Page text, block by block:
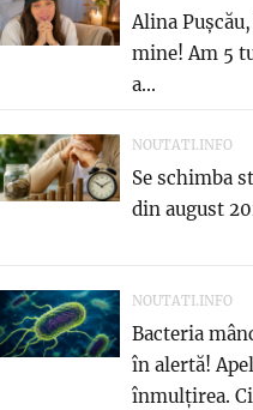
Alina
mine! Am 5
a...
NOUTATI.INFO
Se schimba
din august
NOUTATI.INFO
Bacteria
în alertă!
înmulțirea.